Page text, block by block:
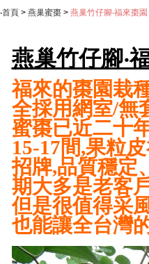
‧首頁> 燕巢蜜棗> 燕巢竹仔腳‧福來棗園
燕巢竹仔腳‧
福來的棗園栽
全採用網室/無
蜜棗已近二十
15-17間,果粒
招牌,品質穩定
期大多是老客
但是很值得采
也能讓全台灣